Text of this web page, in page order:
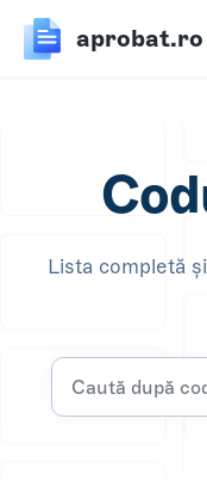
aprobat.ro
Lista completă